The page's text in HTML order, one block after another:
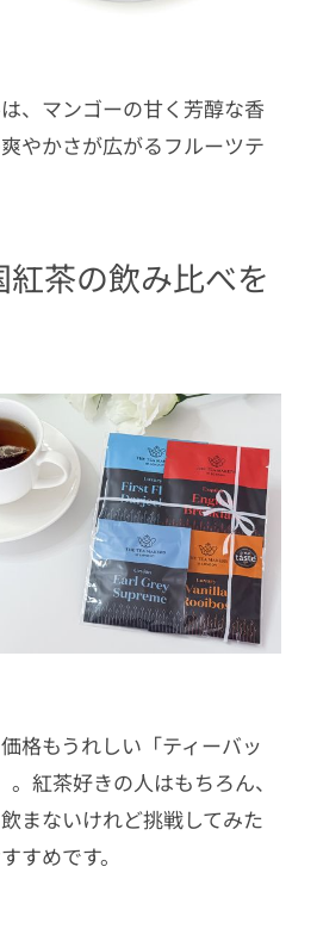
、マンゴーの甘く芳醇な香
やかさが広がるフルーツテ
茶の飲み比べを
格もうれしい「ティーバッ
紅茶好きの人はもちろん、
まないけれど挑戦してみた
すめです。